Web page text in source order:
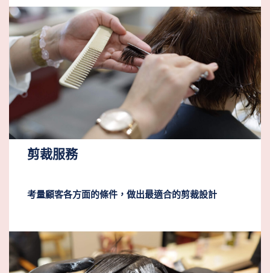
剪裁服務
考量顧客各方面的條件，做出最適合的剪裁設計